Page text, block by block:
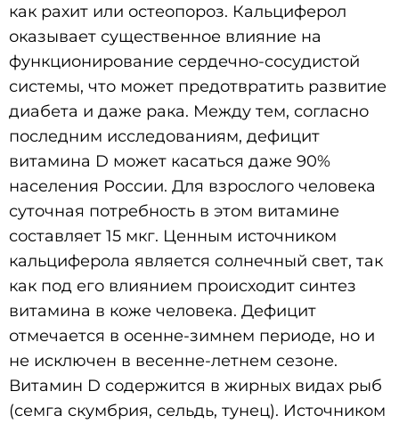
как рахит или остеопороз. Кальциферол
оказывает существенное влияние на
функционирование сердечно-сосудистой
системы, что может предотвратить развитие
диабета и даже рака. Между тем, согласно
последним исследованиям, дефицит
витамина D может касаться даже 90%
населения России. Для взрослого человека
суточная потребность в этом витамине
составляет 15 мкг. Ценным источником
кальциферола является солнечный свет, так
как под его влиянием происходит синтез
витамина в коже человека. Дефицит
отмечается в осенне-зимнем периоде, но и
не исключен в весенне-летнем сезоне.
Витамин D содержится в жирных видах рыб
(семга скумбрия, сельдь, тунец). Источником